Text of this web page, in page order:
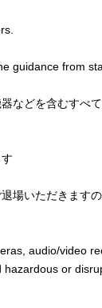
guidance from
などを含むすべ
場いただきますの
audio/video
or